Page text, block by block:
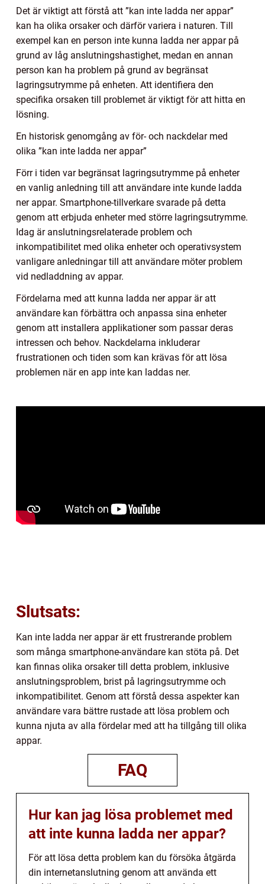
Det är viktigt att förstå att ”kan inte ladda ner appar”
kan ha olika orsaker och därför variera i naturen. Till
exempel kan en person inte kunna ladda ner appar på
grund av låg anslutningshastighet, medan en annan
person kan ha problem på grund av begränsat
lagringsutrymme på enheten. Att identifiera den
specifika orsaken till problemet är viktigt för att hitta en
lösning.
En historisk genomgång av för- och nackdelar med
olika ”kan inte ladda ner appar”
Förr i tiden var begränsat lagringsutrymme på enheter
en vanlig anledning till att användare inte kunde ladda
ner appar. Smartphone-tillverkare svarade på detta
genom att erbjuda enheter med större lagringsutrymme.
Idag är anslutningsrelaterade problem och
inkompatibilitet med olika enheter och operativsystem
vanligare anledningar till att användare möter problem
vid nedladdning av appar.
Fördelarna med att kunna ladda ner appar är att
användare kan förbättra och anpassa sina enheter
genom att installera applikationer som passar deras
intressen och behov. Nackdelarna inkluderar
frustrationen och tiden som kan krävas för att lösa
problemen när en app inte kan laddas ner.
Slutsats:
Kan inte ladda ner appar är ett frustrerande problem
som många smartphone-användare kan stöta på. Det
kan finnas olika orsaker till detta problem, inklusive
anslutningsproblem, brist på lagringsutrymme och
inkompatibilitet. Genom att förstå dessa aspekter kan
användare vara bättre rustade att lösa problem och
kunna njuta av alla fördelar med att ha tillgång till olika
appar.
FAQ
Hur kan jag lösa problemet med
att inte kunna ladda ner appar?
För att lösa detta problem kan du försöka åtgärda
din internetanslutning genom att använda ett